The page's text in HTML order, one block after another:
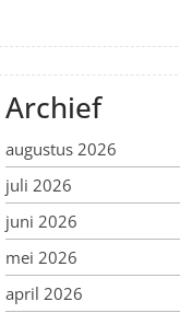
Archief
augustus 2026
juli 2026
juni 2026
mei 2026
april 2026